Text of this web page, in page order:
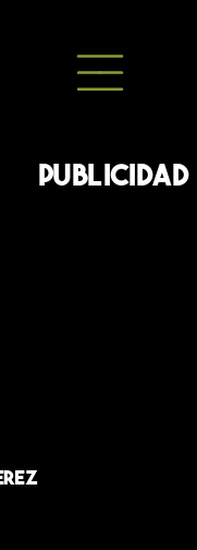
PUBLICIDAD